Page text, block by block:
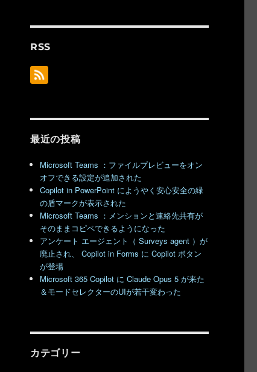
RSS
最近の投稿
Microsoft Teams ：ファイルプレビューをオン
オフできる設定が追加された
Copilot in PowerPoint にようやく安心安全の緑
の盾マークが表示された
Microsoft Teams ：メンションと連絡先共有が
そのままコピペできるようになった
アンケート エージェント（ Surveys agent ）が
廃止され、 Copilot in Forms に Copilot ボタン
が登場
Microsoft 365 Copilot に Claude Opus 5 が来た
＆モードセレクターのUIが若干変わった
カテゴリー